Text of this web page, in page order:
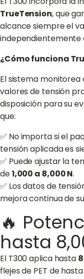
TrueTension, que
alcance siempre el
independientemente
¿Cómo funciona
El sistema
valores de tensión
disposición para su
que:
✅ No importa si el
tensión aplicada es
✅ Puede ajustar la
de1,000 a 8,000 N.
✅ Los datos de
mejora continua de
🔥
hasta
El T300 aplica hasta
flejes de PET de hasta